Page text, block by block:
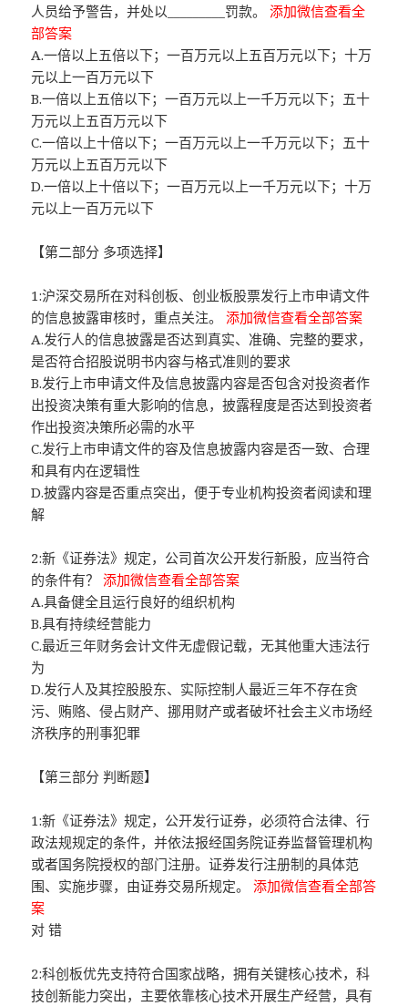
人员给予警告，并处以_________罚款。添加微信查看全
部答案
A.一倍以上五倍以下；一百万元以上五百万元以下；十万
元以上一百万元以下
B.一倍以上五倍以下；一百万元以上一千万元以下；五十
万元以上五百万元以下
C.一倍以上十倍以下；一百万元以上一千万元以下；五十
万元以上五百万元以下
D.一倍以上十倍以下；一百万元以上一千万元以下；十万
元以上一百万元以下
【第二部分 多项选择】
1:沪深交易所在对科创板、创业板股票发行上市申请文件
的信息披露审核时，重点关注。添加微信查看全部答案
A.发行人的信息披露是否达到真实、准确、完整的要求，
是否符合招股说明书内容与格式准则的要求
B.发行上市申请文件及信息披露内容是否包含对投资者作
出投资决策有重大影响的信息，披露程度是否达到投资者
作出投资决策所必需的水平
C.发行上市申请文件的容及信息披露内容是否一致、合理
和具有内在逻辑性
D.披露内容是否重点突出，便于专业机构投资者阅读和理
解
2:新《证券法》规定，公司首次公开发行新股，应当符合
的条件有？添加微信查看全部答案
A.具备健全且运行良好的组织机构
B.具有持续经营能力
C.最近三年财务会计文件无虚假记载，无其他重大违法行
为
D.发行人及其控股股东、实际控制人最近三年不存在贪
污、贿赂、侵占财产、挪用财产或者破坏社会主义市场经
济秩序的刑事犯罪
【第三部分 判断题】
1:新《证券法》规定，公开发行证券，必须符合法律、行
政法规规定的条件，并依法报经国务院证券监督管理机构
或者国务院授权的部门注册。证券发行注册制的具体范
围、实施步骤，由证券交易所规定。添加微信查看全部答
案
对 错
2:科创板优先支持符合国家战略，拥有关键核心技术，科
技创新能力突出，主要依靠核心技术开展生产经营，具有